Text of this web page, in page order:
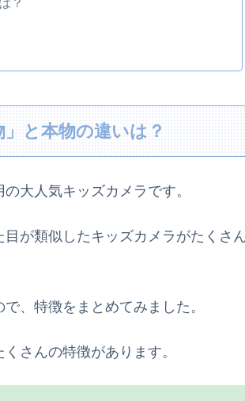
と本物の違いは？
大人気キッズカメラです。
が類似したキッズカメラがたくさ
で、特徴をまとめてみました。
さんの特徴があります。